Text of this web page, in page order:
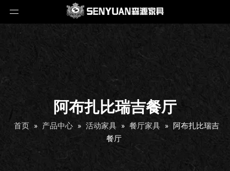
阿布扎比瑞吉餐厅
首页 » 产品中心 » 活动家具 » 餐厅家具 » 阿布扎比瑞吉
餐厅